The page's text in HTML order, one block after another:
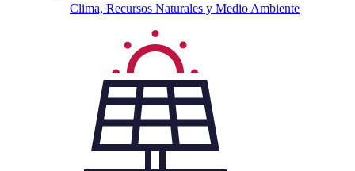
Clima, Recursos Naturales y Medio Ambiente